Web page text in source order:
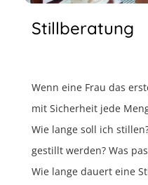
Stillberatung
Wenn eine Frau das
mit Sicherheit jede
Wie lange soll ich
gestillt werden? Was
Wie lange dauert eine